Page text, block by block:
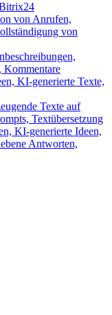
von Anrufen,
von
Kommentare
KI-generierte Texte,
Texte auf
Textübersetzung
KI-generierte Ideen,
Antworten,